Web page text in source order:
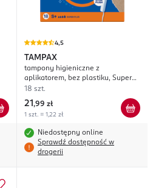
4,5
TAMPAX
tampony higieniczne z
aplikatorem, bez plastiku, Super
Plus
18 szt.
21 ,99 zł
1 szt. = 1,22 zł
Niedostępny online
Sprawdź dostępność w
drogerii